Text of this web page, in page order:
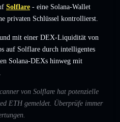
Solflare - eine Solana-Wallet
privaten Schlüssel kontrollierst.
mit einer DEX-Liquidität von
auf Solflare durch intelligentes
Solana-DEXs hinweg mit
von Solflare hat potenzielle
ETH gemeldet. Überprüfe immer